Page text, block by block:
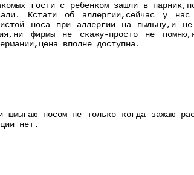
гости с ребенком зашли в
Кстати об аллергии,сейчас у нас
носа при аллергии на пыльцу,и
фирмы не скажу-просто не
вполне доступна.
носом не только когда зажаю
нет.